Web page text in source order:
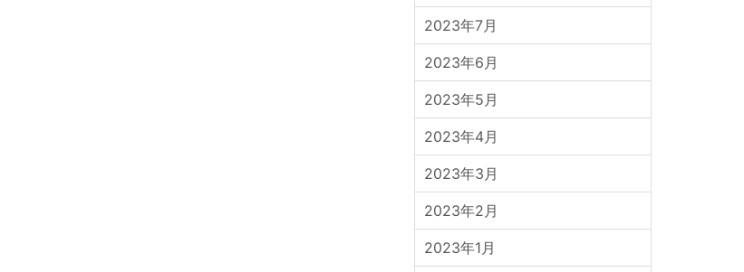
2023年7月
2023年6月
2023年5月
2023年4月
2023年3月
2023年2月
2023年1月